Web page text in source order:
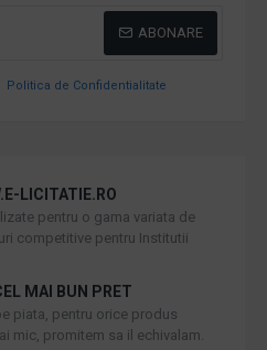
ABONARE
Politica de Confidentialitate
LICITATIE.RO
pentru o gama variata de
competitive pentru Institutii
MAI BUN PRET
piata, pentru orice produs
mic, promitem sa il echivalam.